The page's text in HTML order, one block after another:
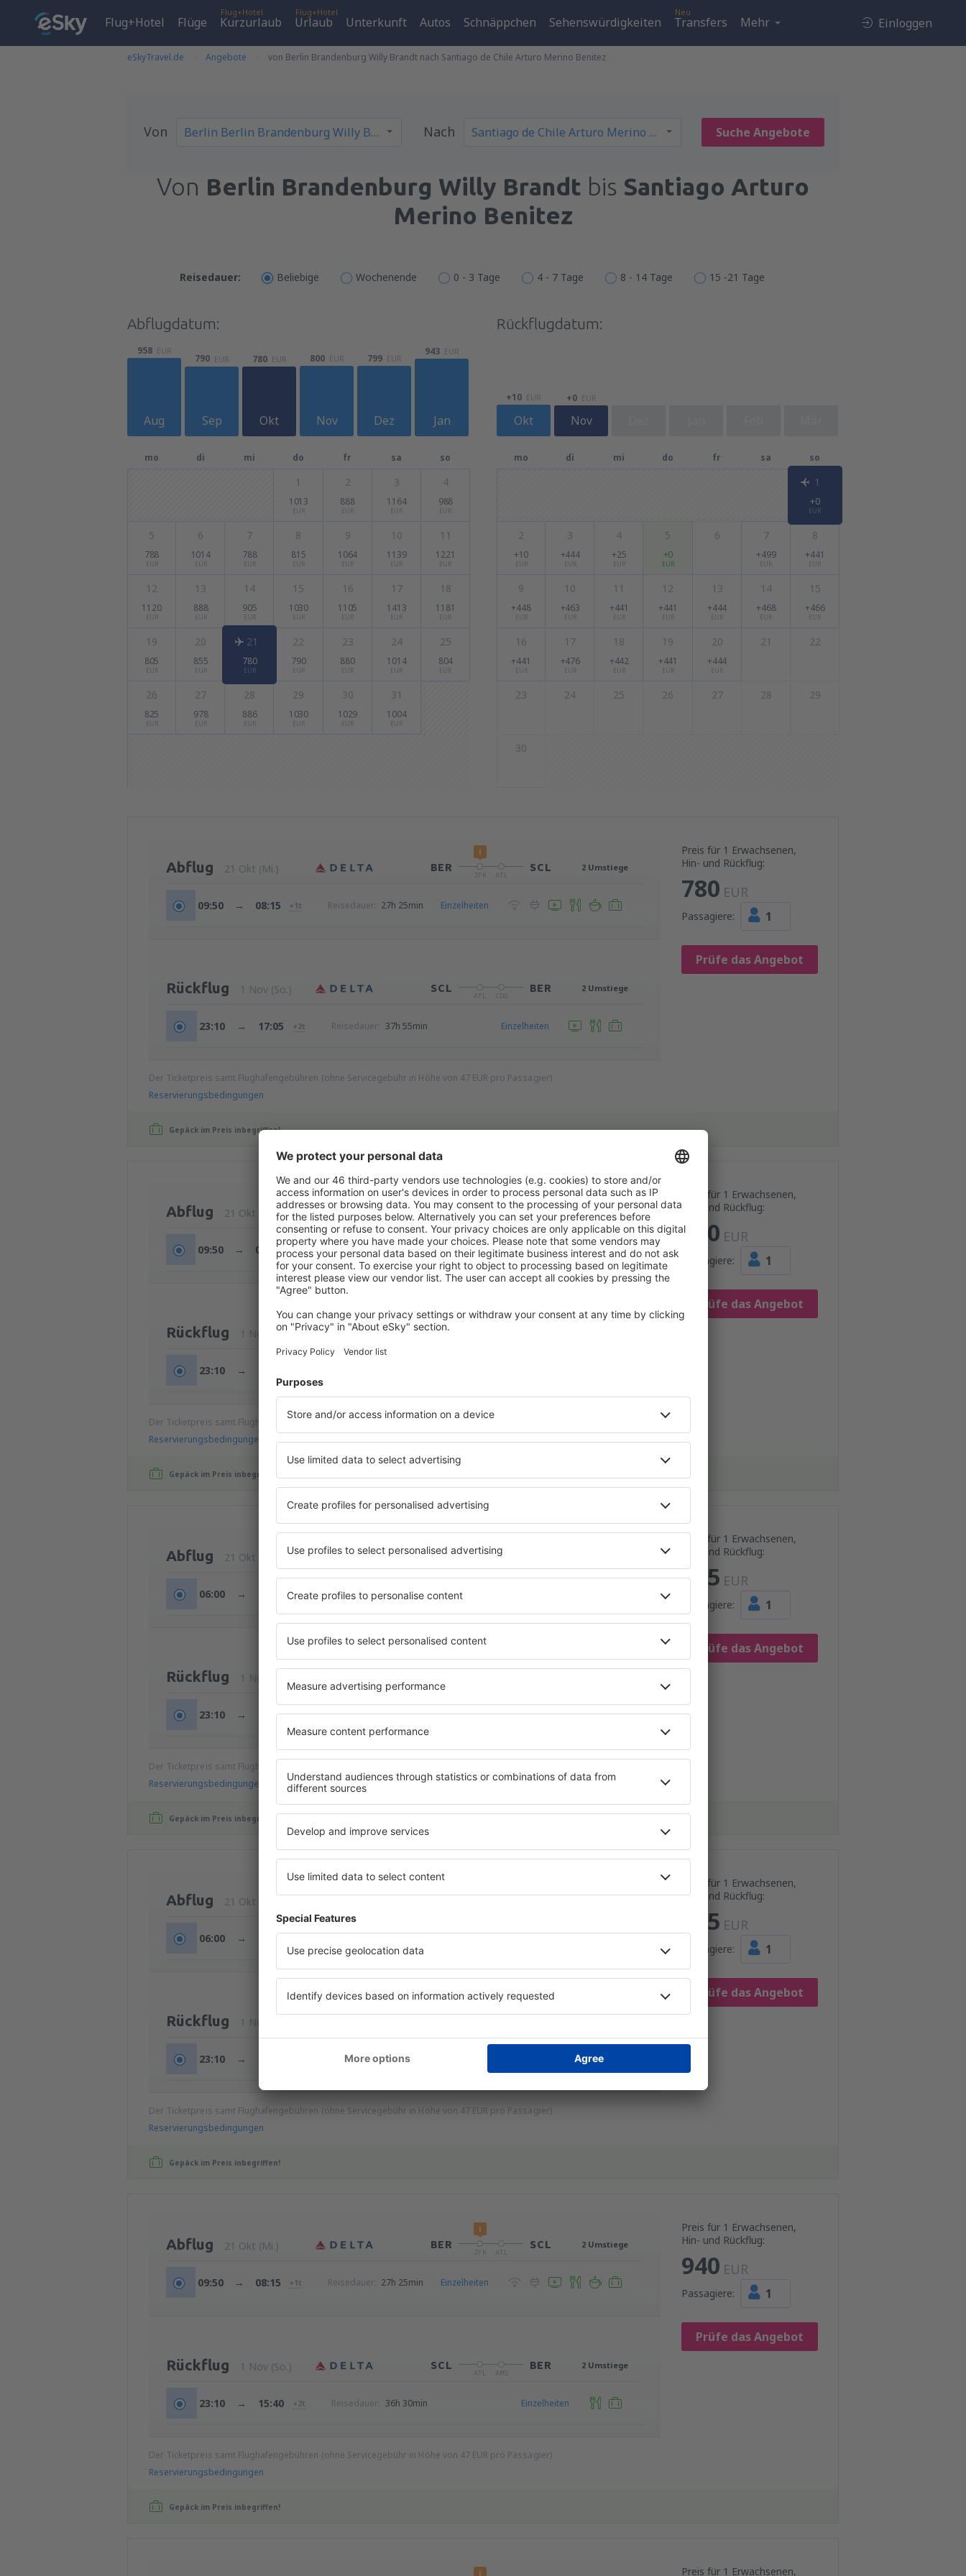
Flug+Hotel Flüge
Flug+Hotel
Kurzurlaub
Flug+Hotel
Urlaub Unterkunft Autos Schnäppchen Sehenswürdigkeiten
Neu
Transfers Mehr Einloggen
eSkyTravel.de Angebote von Berlin Brandenburg Willy Brandt nach Santiago de Chile Arturo Merino Benitez
Von Nach Suche Angebote
Von Berlin Brandenburg Willy Brandt bis Santiago Arturo
Merino Benitez
Reisedauer: Beliebige Wochenende 0 - 3 Tage 4 - 7 Tage 8 - 14 Tage 15 -21 Tage
Abflugdatum:
Aug
958 EUR
Sep
790 EUR
Okt
780 EUR
Nov
800 EUR
Dez
799 EUR
Jan
943 EUR
mo di mi do fr sa so
1
1013
EUR
2
888
EUR
3
1164
EUR
4
988
EUR
5
788
EUR
6
1014
EUR
7
788
EUR
8
815
EUR
9
1064
EUR
10
1139
EUR
11
1221
EUR
12
1120
EUR
13
888
EUR
14
905
EUR
15
1030
EUR
16
1105
EUR
17
1413
EUR
18
1181
EUR
19
805
EUR
20
855
EUR
21
780
EUR
22
790
EUR
23
880
EUR
24
1014
EUR
25
804
EUR
26
825
EUR
27
978
EUR
28
886
EUR
29
1030
EUR
30
1029
EUR
31
1004
EUR
Rückflugdatum:
Okt
+10 EUR
Nov
+0 EUR
mo di mi do fr sa so
1
+0
EUR
2
+10
EUR
3
+444
EUR
4
+25
EUR
5
+0
EUR
6 7
+499
EUR
8
+441
EUR
9
+448
EUR
10
+463
EUR
11
+441
EUR
12
+441
EUR
13
+444
EUR
14
+468
EUR
15
+466
EUR
16
+441
EUR
17
+476
EUR
18
+442
EUR
19
+441
EUR
20
+444
EUR
21 22
23 24 25 26 27 28 29
30
Preis für 1 Erwachsenen,
Hin- und Rückflug:
780 EUR
Passagiere: 1
Prüfe das Angebot
Abflug 21 Okt (Mi.) BER
JFK
i
ATL
SCL 2 Umstiege
09:50 → 08:15 +1t Reisedauer: 27h 25min Einzelheiten
Rückflug 1 Nov (So.) SCL
ATL CDG
BER 2 Umstiege
23:10 → 17:05 +2t Reisedauer: 37h 55min Einzelheiten
Der Ticketpreis samt Flughafengebühren (ohne Servicegebühr in Höhe von 47 EUR pro Passagier)
Reservierungsbedingungen
Gepäck im Preis inbegriffen!
Preis für 1 Erwachsenen,
Hin- und Rückflug:
780 EUR
Passagiere: 1
Prüfe das Angebot
Abflug 21 Okt (Mi.) BER
JFK
i
ATL
SCL 2 Umstiege
09:50 → 08:15 +1t Reisedauer: 27h 25min Einzelheiten
Rückflug 1 Nov (So.) SCL
23:10 →
Der Ticketpreis samt Flughafengebühren (ohne Servicegebühr in Höhe von 47 EURpro Passagier)
Reservierungsbedingungen
Gepäck im Preis inbegriffen!
Preis für 1 Erwachsenen,
Hin- und Rückflug:
805 EUR
Passagiere: 1
Prüfe das Angebot
Abflug 21 Okt (Mi.) BER
06:00 → +1t Reisedauer: 31h 15min
Rückflug 1 Nov (So.)
23:10 → 17:05 +2t Reisedauer: 37h 55min Einzelheiten
Der Ticketpreis samt Flughafengebühren (ohne Servicegebühr in Höhe von
Reservierungsbedingungen
Gepäck im Preis inbegriffen!
Preis für 1 Erwachsenen,
Hin- und Rückflug:
805 EUR
Passagiere: 1
Prüfe das Angebot
Abflug 21 Okt (Mi.) BER SCL
06:00 → 08:15
Rückflug 1 Nov (So.)
23:10 → Reisedauer: 39h 50min
Der Ticketpreis samt Flughafengebühren (ohne Servicegebühr in Höhe von 47 EUR pro Passagier)
Reservierungsbedingungen
Gepäck im Preis inbegriffen!
Preis für 1 Erwachsenen,
Hin- und Rückflug:
940 EUR
Passagiere: 1
Prüfe das Angebot
Abflug 21 Okt (Mi.) BER
JFK
i
ATL
SCL 2 Umstiege
09:50 → 08:15 +1t Reisedauer: 27h 25min Einzelheiten
Rückflug 1 Nov (So.) SCL
ATL AMS
BER 2 Umstiege
23:10 → 15:40 +2t Reisedauer: 36h 30min Einzelheiten
Der Ticketpreis samt Flughafengebühren (ohne Servicegebühr in Höhe von 47 EUR pro Passagier)
Reservierungsbedingungen
Gepäck im Preis inbegriffen!
Preis für 1 Erwachsenen,
i